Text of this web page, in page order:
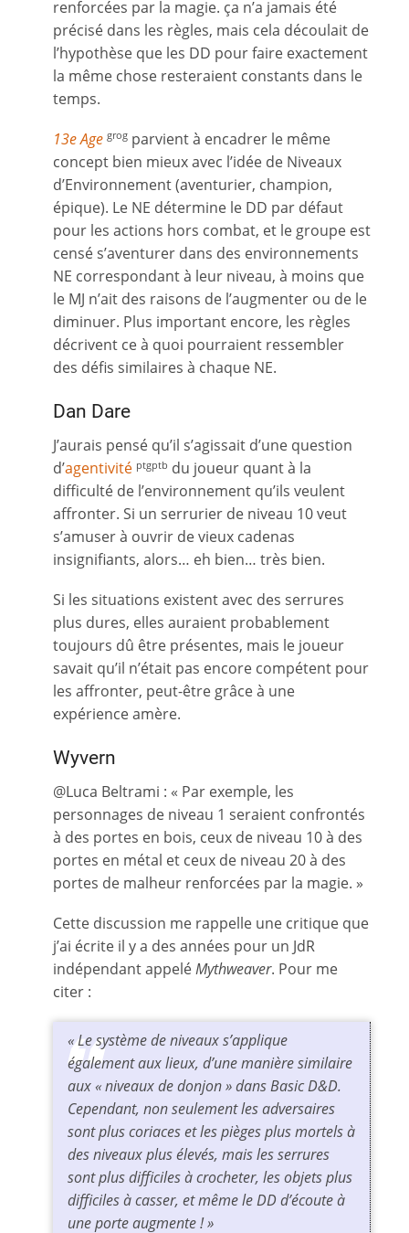
renforcées par la magie. ça n’a jamais été
précisé dans les règles, mais cela découlait de
l’hypothèse que les DD pour faire exactement
la même chose resteraient constants dans le
temps.
13e Age grog parvient à encadrer le même
concept bien mieux avec l’idée de Niveaux
d’Environnement (aventurier, champion,
épique). Le NE détermine le DD par défaut
pour les actions hors combat, et le groupe est
censé s’aventurer dans des environnements
NE correspondant à leur niveau, à moins que
le MJ n’ait des raisons de l’augmenter ou de le
diminuer. Plus important encore, les règles
décrivent ce à quoi pourraient ressembler
des défis similaires à chaque NE.
Dan Dare
J’aurais pensé qu’il s’agissait d’une question
d’agentivité ptgptb du joueur quant à la
difficulté de l’environnement qu’ils veulent
affronter. Si un serrurier de niveau 10 veut
s’amuser à ouvrir de vieux cadenas
insignifiants, alors… eh bien… très bien.
Si les situations existent avec des serrures
plus dures, elles auraient probablement
toujours dû être présentes, mais le joueur
savait qu’il n’était pas encore compétent pour
les affronter, peut-être grâce à une
expérience amère.
Wyvern
@Luca Beltrami : « Par exemple, les
personnages de niveau 1 seraient confrontés
à des portes en bois, ceux de niveau 10 à des
portes en métal et ceux de niveau 20 à des
portes de malheur renforcées par la magie. »
Cette discussion me rappelle une critique que
j’ai écrite il y a des années pour un JdR
indépendant appeléMythweaver. Pour me
citer :
« Le système de niveaux s’applique
également aux lieux, d’une manière similaire
aux « niveaux de donjon » dansBasic D&D.
Cependant, non seulement les adversaires
sont plus coriaces et les pièges plus mortels à
des niveaux plus élevés, mais les serrures
sont plus difficiles à crocheter, les objets plus
difficiles à casser, et même le DD d’écoute à
une porte augmente ! »